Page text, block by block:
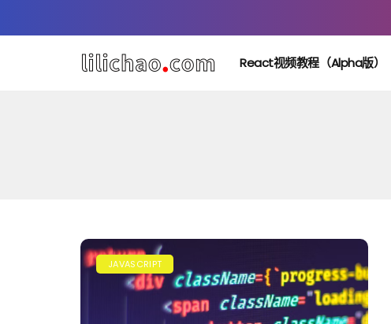
React视频教程（alpha版）
JAVASCRIPT